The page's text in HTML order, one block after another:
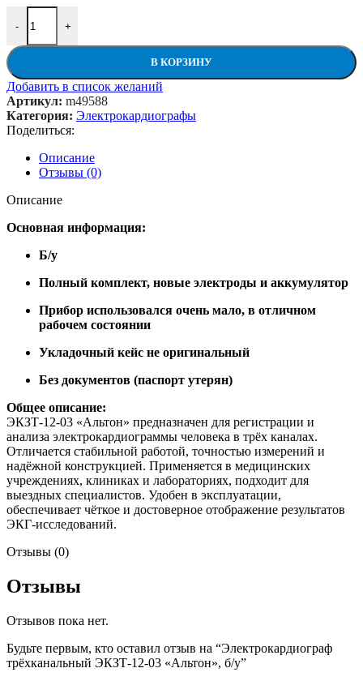
-
Количество товара Электрокардиограф трёхканальный ЭКЗТ-
+
В КОРЗИНУ
Добавить в список желаний
Артикул: m49588
Категория: Электрокардиографы
Поделиться:
Описание
Отзывы (0)
Описание
Основная информация:
Б/у
Полный комплект, новые электроды и аккумулятор
Прибор использовался очень мало, в отличном
рабочем состоянии
Укладочный кейс не оригинальный
Без документов (паспорт утерян)
Общее описание:
ЭКЗТ-12-03 «Альтон» предназначен для регистрации и
анализа электрокардиограммы человека в трёх каналах.
Отличается стабильной работой, точностью измерений и
надёжной конструкцией. Применяется в медицинских
учреждениях, клиниках и лабораториях, подходит для
выездных специалистов. Удобен в эксплуатации,
обеспечивает чёткое и достоверное отображение результатов
ЭКГ-исследований.
Отзывы (0)
Отзывы
Отзывов пока нет.
Будьте первым, кто оставил отзыв на “Электрокардиограф
трёхканальный ЭКЗТ-12-03 «Альтон», б/у”